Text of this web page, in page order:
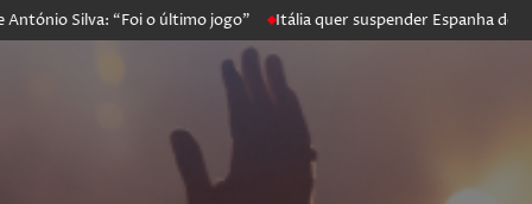
Silva: “Foi o último jogo” Itália quer suspender Espanha de